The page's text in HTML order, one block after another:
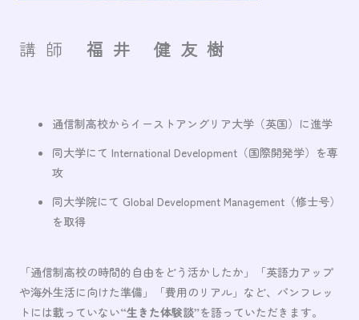
講師福井 健友樹
通信制高校からイーストアングリア大学（英国）に進学
同大学にて International Development（国際開発学）を専
攻
同大学院にて Global Development Management（修士号）
を取得
「通信制高校の時間的自由をどう活かしたか」「英語力アップ
や海外生活に向けた準備」「費用のリアル」など、パンフレッ
トには載っていない“生きた体験談”を語っていただきます。